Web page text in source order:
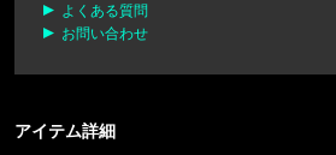
よくある質問
お問い合わせ
アイテム詳細